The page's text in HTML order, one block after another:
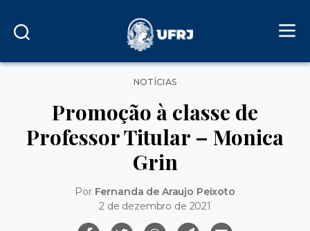
Categorias
NOTÍCIAS
Promoção à classe de
Professor Titular – Monica
Grin
Por Fernanda de Araujo Peixoto
2 de dezembro de 2021